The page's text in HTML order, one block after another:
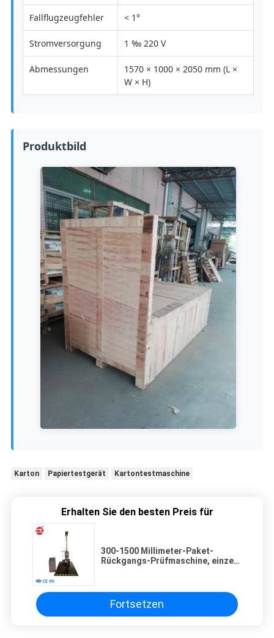
Fallflugzeugfehler < 1°
Stromversorgung 1 ‰ 220 V
Abmessungen
1570 × 1000 × 2050 mm (L ×
W × H)
Produktbild
Karton Papiertestgerät Kartontestmaschine
Erhalten Sie den besten Preis für
300-1500 Millimeter-Paket-
Rückgangs-Prüfmaschine, einzel-
Fortsetzen